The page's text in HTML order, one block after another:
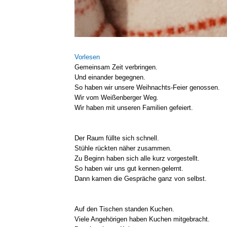
Vor­le­sen
Gemein­sam Zeit ver­brin­gen.
Und ein­an­der begeg­nen.
So haben wir unse­re Weihnachts-Feier genos­sen.
Wir vom Wei­ßen­ber­ger Weg.
Wir haben mit unse­ren Fami­li­en gefei­ert.
Der Raum füll­te sich schnell.
Stüh­le rück­ten näher zusam­men.
Zu Beginn haben sich alle kurz vor­ge­stellt.
So haben wir uns gut kennen·gelernt.
Dann kamen die Gesprä­che ganz von selbst.
Auf den Tischen stan­den Kuchen.
Vie­le Ange­hö­ri­gen haben Kuchen mit­ge­bracht.